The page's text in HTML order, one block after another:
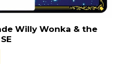
Willy Wonka & the